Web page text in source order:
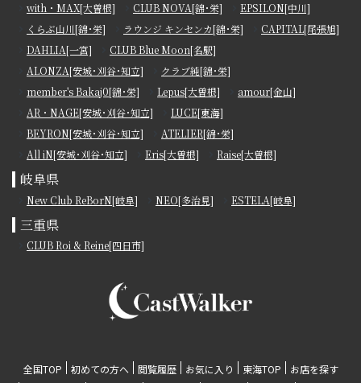
with・MAX[大曽根]
CLUB NOVA[錦･栄]
EPSILON[中川]
くらぶ山川[錦･栄]
ラウンジ キンセンカ[錦･栄]
CAPITAL[尾張旭]
DAHLIA[一宮]
CLUB Blue Moon[名駅]
ALONZA[安城･刈谷･知立]
クラブ純[錦･栄]
member's Bakaj0[錦･栄]
Lepus[大曽根]
amour[金山]
AR・NAGE[安城･刈谷･知立]
LUCE[東海]
BEYRON[安城･刈谷･知立]
ATELIER[錦･栄]
All iN[安城･刈谷･知立]
Eris[大曽根] Raise[大曽根]
岐阜県
New Club ReBorN[岐阜] NEO[多治見] ESTELA[岐阜]
三重県
CLUB Roi & Reine[四日市]
全国TOP 初めての方へ 閲覧履歴 お気に入り 東海TOP
お店を探す